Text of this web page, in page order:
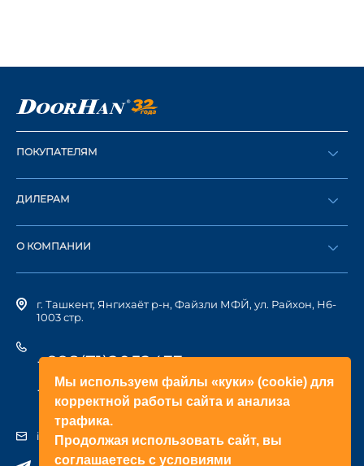
Мы используем файлы «куки» (cookie) для
корректной работы сайта и анализа
трафика.
Продолжая использовать сайт, вы
соглашаетесь с условиями
ПОКУПАТЕЛЯМ
Оформить заказ
Каталог
ДИЛЕРАМ
Стать дилером
О КОМПАНИИ
История компании
г. Ташкент, Янгихаёт р-н, Файзли МФЙ, ул. Райхон, Н6-
1003 стр.
+998(71)2052433
+998(71)2052422
info@doorhan.uz